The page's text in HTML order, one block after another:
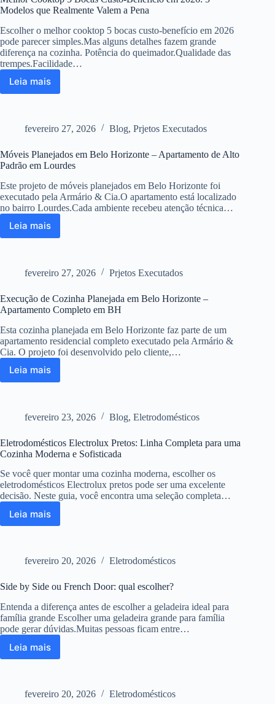
para
família
pequena
Modelos que Realmente Valem a Pena
Escolher o melhor cooktop 5 bocas custo-benefício em 2026
pode parecer simples.Mas alguns detalhes fazem grande
diferença na cozinha. Potência do queimador.Qualidade das
trempes.Facilidade…
Leia mais
Melhor
Custo-
em
2026:
5
Modelos
que
Realmente
Valem
a
fevereiro 27, 2026 Blog, Prjetos Executados
Móveis Planejados em Belo Horizonte – Apartamento de Alto
Padrão em Lourdes
Este projeto de móveis planejados em Belo Horizonte foi
executado pela Armário & Cia.O apartamento está localizado
no bairro Lourdes.Cada ambiente recebeu atenção técnica…
Leia mais
Móveis
Horizonte
Apartamento
de
Alto
Padrão
em
Lourdes
fevereiro 27, 2026 Prjetos Executados
Execução de Cozinha Planejada em Belo Horizonte –
Apartamento Completo em BH
Esta cozinha planejada em Belo Horizonte faz parte de um
apartamento residencial completo executado pela Armário &
Cia. O projeto foi desenvolvido pelo cliente,…
Leia mais
Execução
de
em
Horizonte
–
Apartamento
Completo
em
BH
fevereiro 23, 2026 Blog, Eletrodomésticos
Eletrodomésticos Electrolux Pretos: Linha Completa para uma
Cozinha Moderna e Sofisticada
Se você quer montar uma cozinha moderna, escolher os
eletrodomésticos Electrolux pretos pode ser uma excelente
decisão. Neste guia, você encontra uma seleção completa…
Leia maisEletrodomésticos
Completa
uma
Cozinha
Moderna
e
Sofisticada
fevereiro 20, 2026 Eletrodomésticos
Side by Side ou French Door: qual escolher?
Entenda a diferença antes de escolher a geladeira ideal para
família grande Escolher uma geladeira grande para família
pode gerar dúvidas.Muitas pessoas ficam entre…
Leia mais
Side
French
fevereiro 20, 2026 Eletrodomésticos